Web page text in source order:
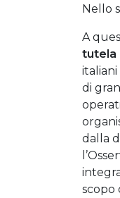
Nello
A
tutela
di
dalla
scopo